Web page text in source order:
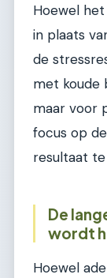
Hoewel
in plaats
de
met koude
maar voor
focus op
resultaat
De
wordt
Hoewel